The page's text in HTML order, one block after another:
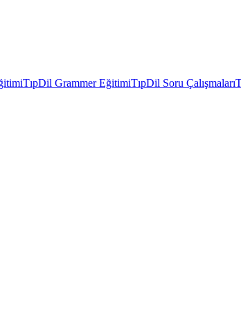
TıpDil Grammer EğitimiTıpDil Soru Çalışmaları